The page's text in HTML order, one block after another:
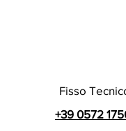
Fisso
+39 0572